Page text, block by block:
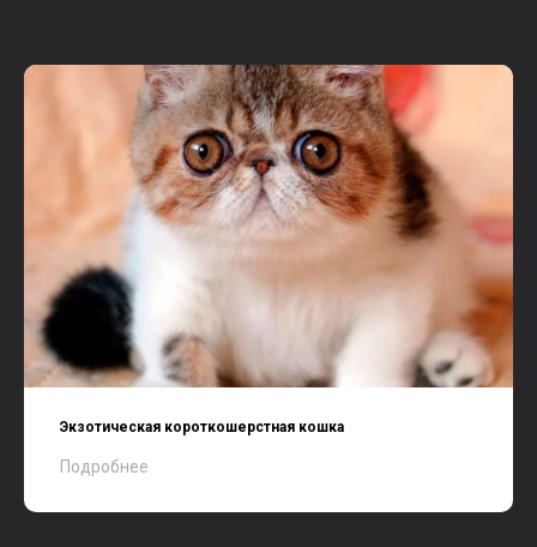
Экзотическая короткошерстная кошка
Подробнее